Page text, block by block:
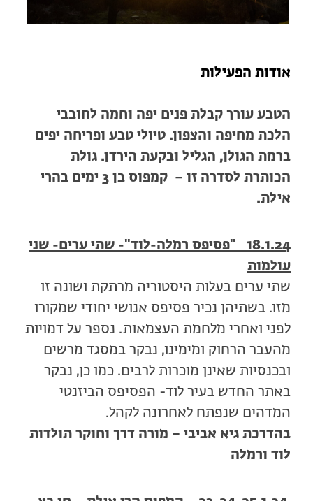
מחנות קיץ
מחנות קיץ
אודות הפעילות
הטבע עורך קבלת פנים יפה וחמה לחובבי
הלכת מחיפה והצפון. טיולי טבע ופריחה יפים
ברמת הגולן, הגליל ובקעת הירדן. גולת
הכותרת לסדרה זו – קמפוס בן 3 ימים בהרי
אילת.
18.1.24 "פסיפס רמלה-לוד"- שתי ערים- שני
עולמות
שתי ערים בעלות היסטוריה מרתקת ושונה זו
מזו. בשתיהן נכיר פסיפס אנושי יחודי שמקורו
לפני ואחרי מלחמת העצמאות. נספר על דמויות
מהעבר הרחוק ומימינו, נבקר במסגד מרשים
ובכנסיות שאינן מוכרות לרבים. כמו כן, נבקר
באתר החדש בעיר לוד- הפסיפס הביזנטי
המדהים שנפתח לאחרונה לקהל.
בהדרכת גיא אביבי – מורה דרך וחוקר תולדות
לוד ורמלה